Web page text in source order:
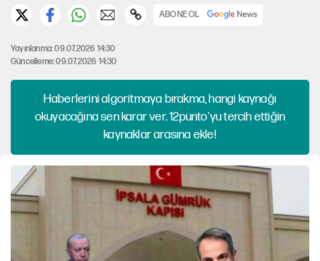
ABONE OL
Yayınlanma: 09.07.2026 14:30
Güncelleme: 09.07.2026 14:30
Haberlerini algoritmaya bırakma, hangi kaynağı
okuyacağına sen karar ver. 12punto'yu tercih ettiğin
kaynaklar arasına ekle!